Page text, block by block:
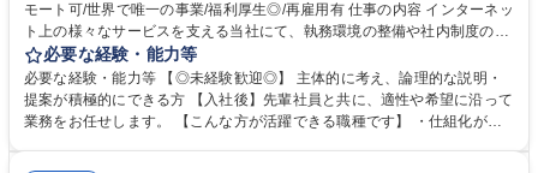
モート可/世界で唯一の事業/福利厚生◎/再雇用有 仕事の内容 インターネッ
ト上の様々なサービスを支える当社にて、執務環境の整備や社内制度の検
討、イベント運営などの幅広い業務を担当し、間接的に会社の生産性向上
や成長に貢献している部署です。 会社の全メンバーが安心して長く成果を
発揮できる環境を整えるために、毎日のメンテナンスや維持管理に加え、
新たな施策検討を積極的に行っていただき、会社全体を巻き込み課題解決
必要な経験・能力等
必要な経験・能力等 【◎未経験歓迎◎】 主体的に考え、論理的な説明・
提案が積極的にできる方 【入社後】先輩社員と共に、適性や希望に沿って
業務をお任せします。 【こんな方が活躍できる職種です】 ・仕組化が好